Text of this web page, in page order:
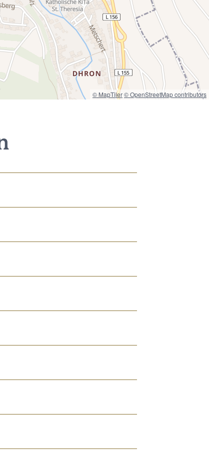
© MapTiler© OpenStreetMap contributors